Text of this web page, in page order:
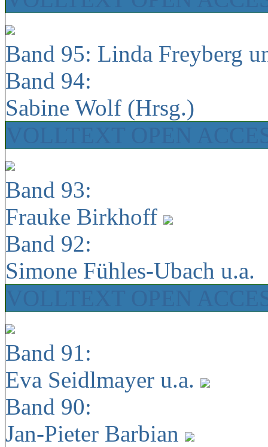
Band 95: Linda Freyberg
Band 94:
Sabine Wolf (Hrsg.)
Band 93:
Frauke Birkhoff
Band 92:
Simone Fühles-Ubach u.a.
Band 91:
Eva Seidlmayer u.a.
Band 90:
Jan-Pieter Barbian